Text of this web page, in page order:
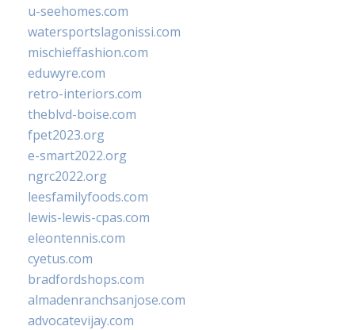
u-seehomes.com
watersportslagonissi.com
mischieffashion.com
eduwyre.com
retro-interiors.com
theblvd-boise.com
fpet2023.org
e-smart2022.org
ngrc2022.org
leesfamilyfoods.com
lewis-lewis-cpas.com
eleontennis.com
cyetus.com
bradfordshops.com
almadenranchsanjose.com
advocatevijay.com